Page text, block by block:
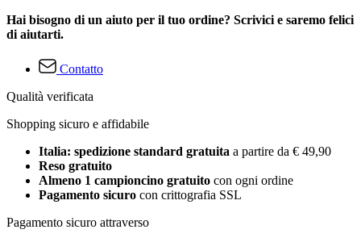
Hai bisogno di un aiuto per il tuo ordine? Scrivici e saremo felici
di aiutarti.
Contatto
Qualità verificata
Shopping sicuro e affidabile
Italia: spedizione standard gratuita a partire da € 49,90
Reso gratuito
Almeno 1 campioncino gratuito con ogni ordine
Pagamento sicuro con crittografia SSL
Pagamento sicuro attraverso